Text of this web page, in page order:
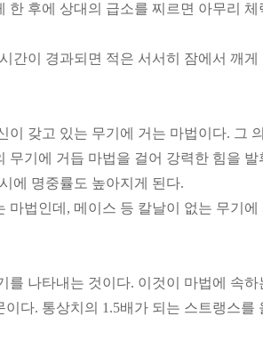
한 후에 상대의 급소를 찌르면 아무리
간이 경과되면 적은 서서히 잠에서 깨게
갖고 있는 무기에 거는 마법이다. 그
기에 거듭 마법을 걸어 강력한 힘을 발
에 명중률도 높아지게 된다.
법인데, 메이스 등 칼날이 없는 무기
나타내는 것이다. 이것이 마법에 속
다. 통상치의 1.5배가 되는 스트랭스를